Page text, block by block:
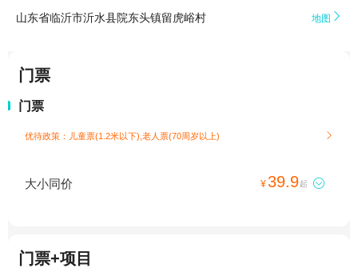
山东省临沂市沂水县院东头镇留虎峪村 地图 
门票
门票
优待政策：儿童票(1.2米以下),老人票(70周岁以上) 
大小同价 ¥39.9起 
门票+项目